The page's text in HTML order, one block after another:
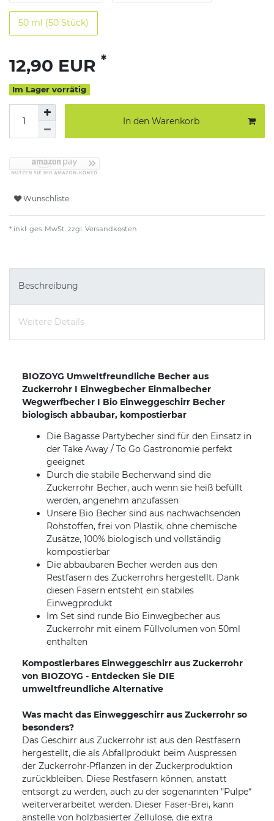
50 ml (50 Stück)
12,90 EUR *
Im Lager vorrätig
In den Warenkorb
Wunschliste
* inkl. ges. MwSt. zzgl. Versandkosten
Beschreibung
Weitere Details
BIOZOYG Umweltfreundliche Becher aus
Zuckerrohr I Einwegbecher Einmalbecher
Wegwerfbecher I Bio Einweggeschirr Becher
biologisch abbaubar, kompostierbar
Die Bagasse Partybecher sind für den Einsatz in
der Take Away / To Go Gastronomie perfekt
geeignet
Durch die stabile Becherwand sind die
Zuckerrohr Becher, auch wenn sie heiß befüllt
werden, angenehm anzufassen
Unsere Bio Becher sind aus nachwachsenden
Rohstoffen, frei von Plastik, ohne chemische
Zusätze, 100% biologisch und vollständig
kompostierbar
Die abbaubaren Becher werden aus den
Restfasern des Zuckerrohrs hergestellt. Dank
diesen Fasern entsteht ein stabiles
Einwegprodukt
Im Set sind runde Bio Einwegbecher aus
Zuckerrohr mit einem Füllvolumen von 50ml
enthalten
Kompostierbares Einweggeschirr aus Zuckerrohr
von BIOZOYG - Entdecken Sie DIE
umweltfreundliche Alternative
Was macht das Einweggeschirr aus Zuckerrohr so
besonders?
Das Geschirr aus Zuckerrohr ist aus den Restfasern
hergestellt, die als Abfallprodukt beim Auspressen
der Zuckerrohr-Pflanzen in der Zuckerproduktion
zurückbleiben. Diese Restfasern können, anstatt
entsorgt zu werden, auch zu der sogenannten "Pulpe“
weiterverarbeitet werden. Dieser Faser-Brei, kann
anstelle von holzbasierter Zellulose, die extra